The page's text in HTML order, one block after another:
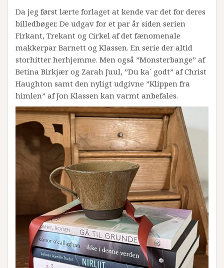
Da jeg først lærte forlaget at kende var det for deres
billedbøger. De udgav for et par år siden serien
Firkant, Trekant og Cirkel af det fænomenale
makkerpar Barnett og Klassen. En serie der altid
storhitter herhjemme. Men også ”Monsterbange” af
Betina Birkjær og Zarah Juul, ”Du ka´ godt” af Christ
Haughton samt den nyligt udgivne ”Klippen fra
himlen” af Jon Klassen kan varmt anbefales.